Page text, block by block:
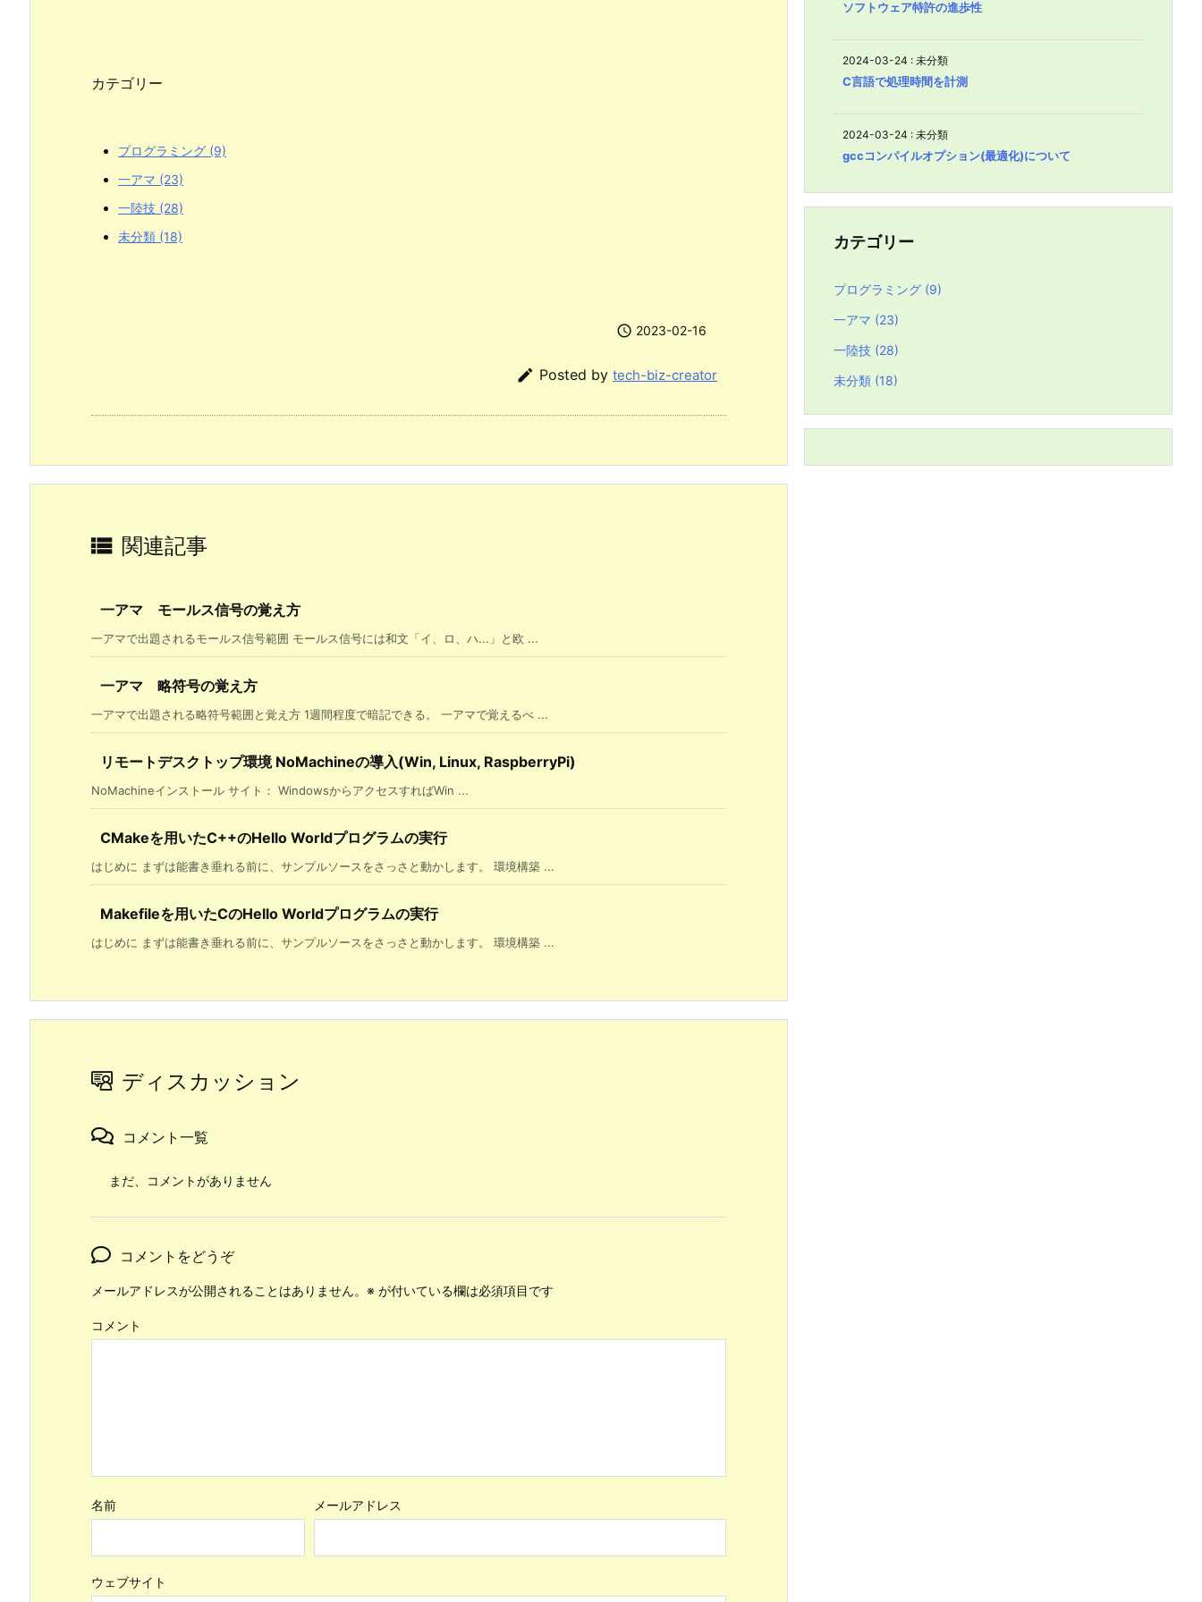
カテゴリー
プログラミング (9)
一アマ (23)
一陸技 (28)
未分類 (18)
 2023-02-16
 Posted by tech-biz-creator
 関連記事
一アマ モールス信号の覚え方
一アマで出題されるモールス信号範囲 モールス信号には和文「イ、ロ、ハ...」と欧 ...
一アマ 略符号の覚え方
一アマで出題される略符号範囲と覚え方 1週間程度で暗記できる。 一アマで覚えるべ ...
リモートデスクトップ環境 NoMachineの導入(Win, Linux, RaspberryPi)
NoMachineインストール サイト： WindowsからアクセスすればWin ...
CMakeを用いたC++のHello Worldプログラムの実行
はじめに まずは能書き垂れる前に、サンプルソースをさっさと動かします。 環境構築 ...
Makefileを用いたCのHello Worldプログラムの実行
はじめに まずは能書き垂れる前に、サンプルソースをさっさと動かします。 環境構築 ...
ディスカッション
コメント一覧
まだ、コメントがありません
コメントをどうぞ
メールアドレスが公開されることはありません。 ※ が付いている欄は必須項目です
コメント
名前 メールアドレス
ウェブサイト
ソフトウェア特許の進歩性
2024-03-24 : 未分類
C言語で処理時間を計測
2024-03-24 : 未分類
gccコンパイルオプション(最適化)について
カテゴリー
プログラミング (9)
一アマ (23)
一陸技 (28)
未分類 (18)